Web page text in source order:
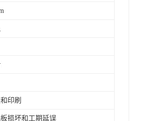
印刷
损坏和工期延误